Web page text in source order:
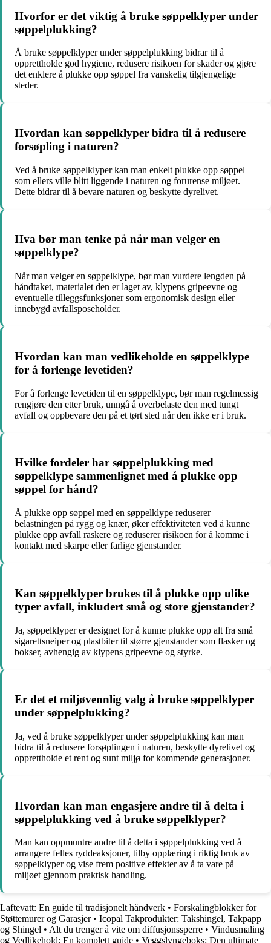
Hvorfor er det viktig å bruke søppelklyper under
søppelplukking?
Å bruke søppelklyper under søppelplukking bidrar til å
opprettholde god hygiene, redusere risikoen for skader og gjøre
det enklere å plukke opp søppel fra vanskelig tilgjengelige
steder.
Hvordan kan søppelklyper bidra til å redusere
forsøpling i naturen?
Ved å bruke søppelklyper kan man enkelt plukke opp søppel
som ellers ville blitt liggende i naturen og forurense miljøet.
Dette bidrar til å bevare naturen og beskytte dyrelivet.
Hva bør man tenke på når man velger en
søppelklype?
Når man velger en søppelklype, bør man vurdere lengden på
håndtaket, materialet den er laget av, klypens gripeevne og
eventuelle tilleggsfunksjoner som ergonomisk design eller
innebygd avfallsposeholder.
Hvordan kan man vedlikeholde en søppelklype
for å forlenge levetiden?
For å forlenge levetiden til en søppelklype, bør man regelmessig
rengjøre den etter bruk, unngå å overbelaste den med tungt
avfall og oppbevare den på et tørt sted når den ikke er i bruk.
Hvilke fordeler har søppelplukking med
søppelklype sammenlignet med å plukke opp
søppel for hånd?
Å plukke opp søppel med en søppelklype reduserer
belastningen på rygg og knær, øker effektiviteten ved å kunne
plukke opp avfall raskere og reduserer risikoen for å komme i
kontakt med skarpe eller farlige gjenstander.
Kan søppelklyper brukes til å plukke opp ulike
typer avfall, inkludert små og store gjenstander?
Ja, søppelklyper er designet for å kunne plukke opp alt fra små
sigarettsneiper og plastbiter til større gjenstander som flasker og
bokser, avhengig av klypens gripeevne og styrke.
Er det et miljøvennlig valg å bruke søppelklyper
under søppelplukking?
Ja, ved å bruke søppelklyper under søppelplukking kan man
bidra til å redusere forsøplingen i naturen, beskytte dyrelivet og
opprettholde et rent og sunt miljø for kommende generasjoner.
Hvordan kan man engasjere andre til å delta i
søppelplukking ved å bruke søppelklyper?
Man kan oppmuntre andre til å delta i søppelplukking ved å
arrangere felles ryddeaksjoner, tilby opplæring i riktig bruk av
søppelklyper og vise frem positive effekter av å ta vare på
miljøet gjennom praktisk handling.
Laftevatt: En guide til tradisjonelt håndverk • Forskalingblokker for
Støttemurer og Garasjer• Icopal Takprodukter: Takshingel, Takpapp
og Shingel • Alt du trenger å vite om diffusjonssperre • Vindusmaling
og Vedlikehold: En komplett guide • Veggslyngeboks: Den ultimate